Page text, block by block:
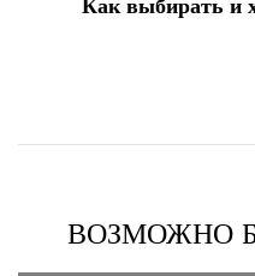
ВОЗМОЖНО